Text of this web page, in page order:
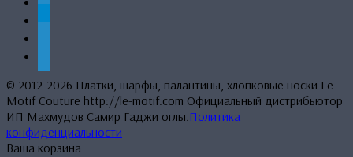
© 2012-2026 Платки, шарфы, палантины, хлопковые носки Le
Motif Couture http://le-motif.com Официальный дистрибьютор
ИП Махмудов Самир Гаджи оглы.Политика
конфиденциальности
Ваша корзина